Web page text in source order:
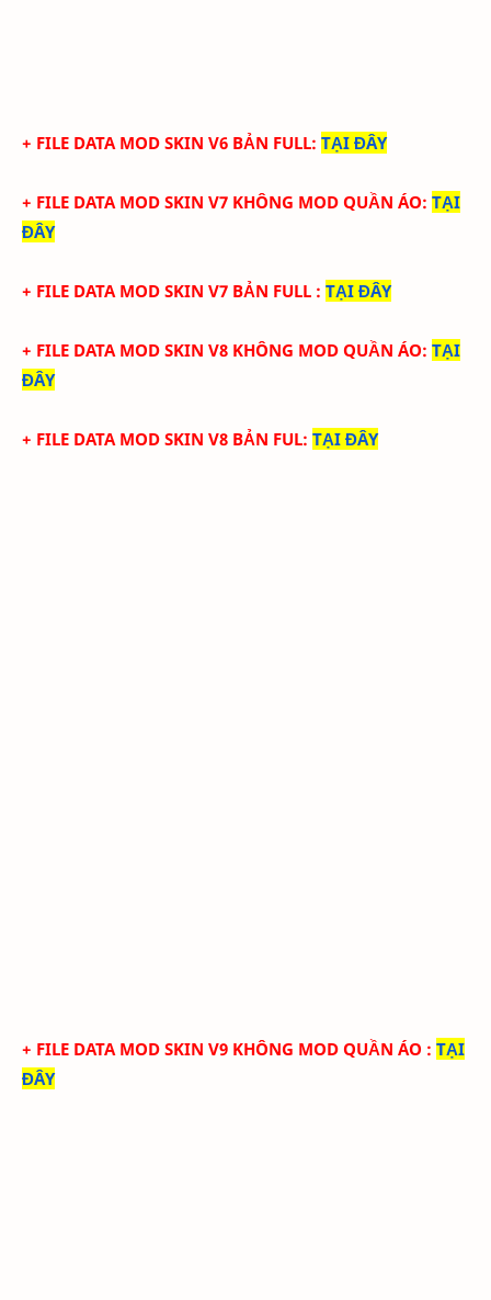
+ FILE DATA MOD SKIN V6 BẢN FULL: TẠI ĐÂY
+ FILE DATA MOD SKIN V7 KHÔNG MOD QUẦN ÁO: TẠI
ĐÂY
+ FILE DATA MOD SKIN V7 BẢN FULL : TẠI ĐÂY
+ FILE DATA MOD SKIN V8 KHÔNG MOD QUẦN ÁO: TẠI
ĐÂY
+ FILE DATA MOD SKIN V8 BẢN FUL: TẠI ĐÂY
+ FILE DATA MOD SKIN V9 KHÔNG MOD QUẦN ÁO : TẠI
ĐÂY